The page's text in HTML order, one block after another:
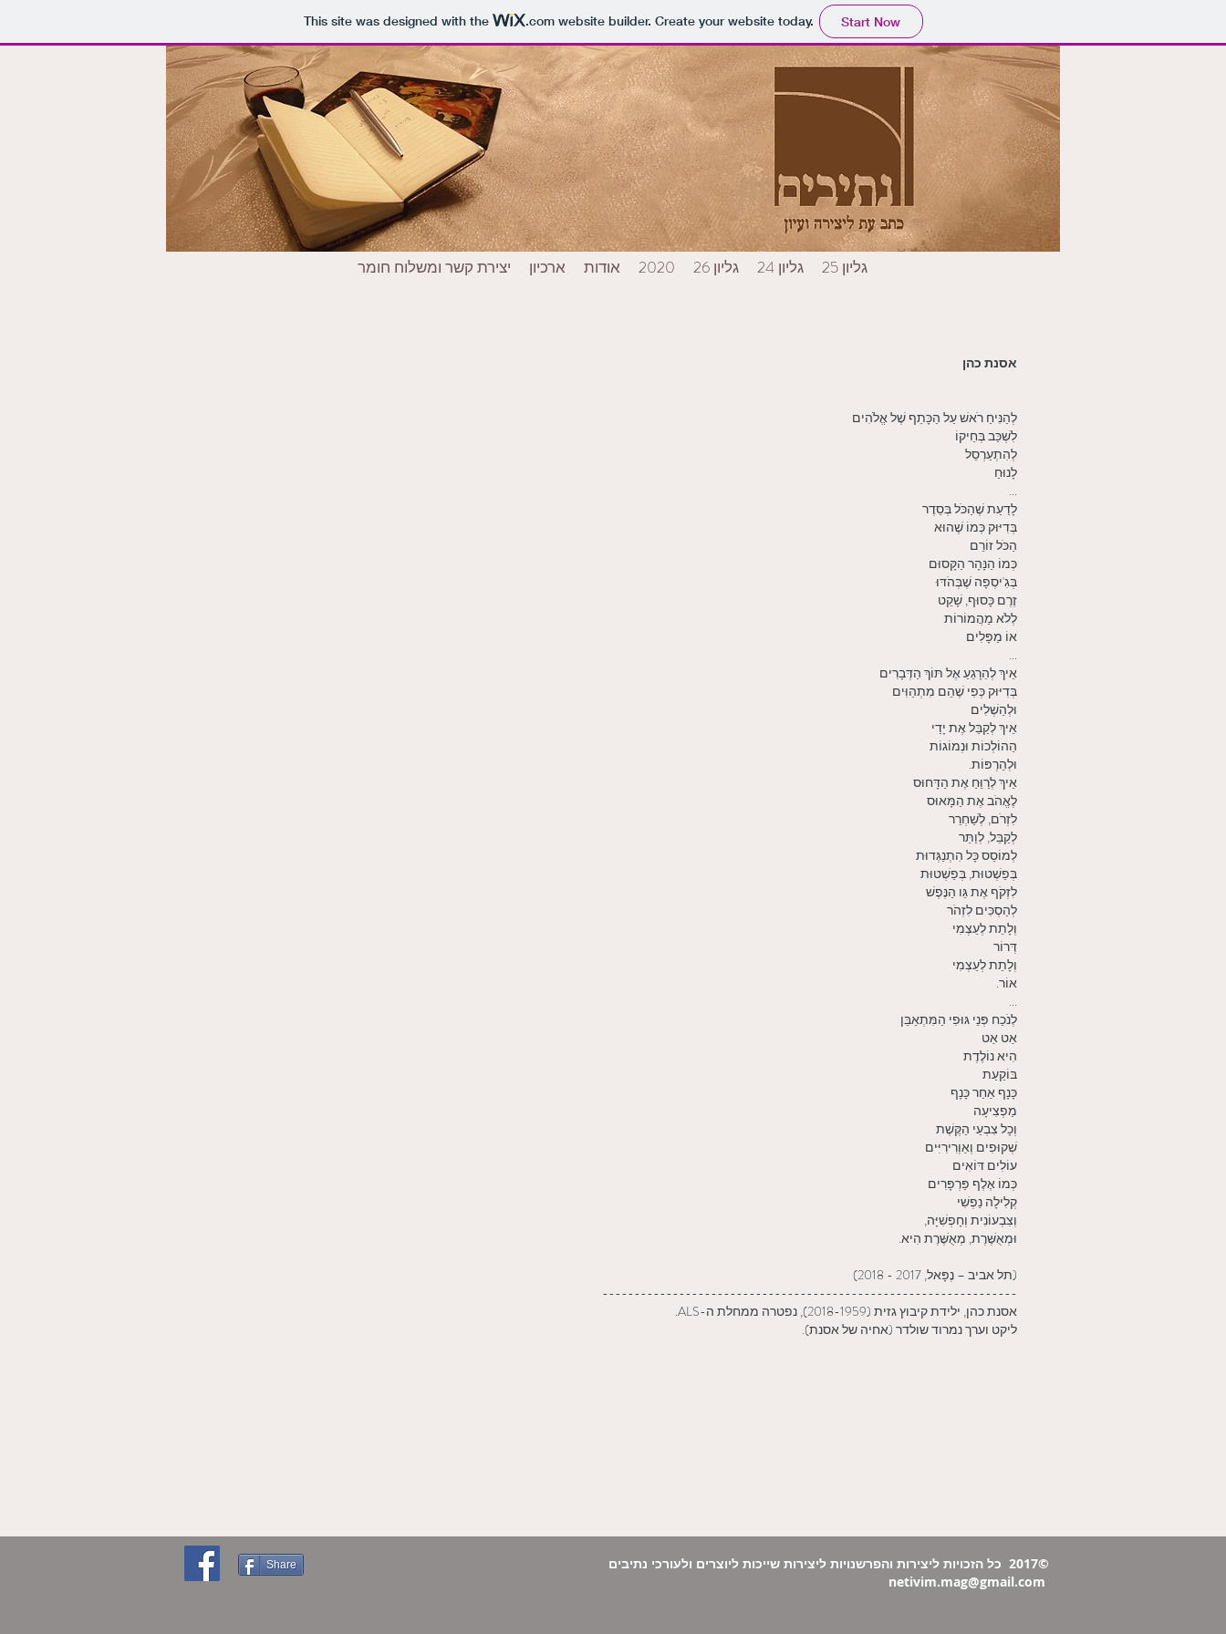
This site was designed with the .comwebsite builder. Create your website today. Start Now
גליון 25 גליון 24 גליון 26 2020 אודות ארכיון יצירת קשר ומשלוח חומר
אסנת כהן
לְהַנִּיחַ רֹאשׁ עַל הַכָּתֵף שֶׁל אֱלֹהִים
לִשְׁכַּב בְּחֵיקוֹ
לְהִתְעַרְסֵל
לָנוּחַ
...
לָדַעַת שֶׁהַכֹּל בְּסֵדֶר
בְּדִיּוּק כְּמוֹ שֶׁהוּא
הַכֹּל זוֹרֵם
כְּמוֹ הַנָּהָר הַקָּסוּם
בְּגִ'יסְפָה שֶׁבְּהֹדּוּ
זֶרֶם כָּסוּף, שָׁקֵט
לְלֹא מַהֲמוֹרוֹת
אוֹ מַפָּלִים
...
אֵיךְ לְהֵרָגֵעַ אֶל תּוֹךְ הַדְּבָרִים
בְּדִיּוּק כְּפִי שֶׁהֵם מִתְהַוִּים
וּלְהַשְׁלִים
אֵיךְ לְקַבֵּל אֶת יָדַי
הַהוֹלְכוֹת וּנְמוֹגוֹת
וּלְהַרְפּוֹת.
אֵיךְ לְרַוֵּחַ אֶת הַדָּחוּס
לֶאֱהֹב אֶת הַמָּאוּס
לִזְרֹם, לְשַׁחְרֵר
לְקַבֵּל, לְוַתֵּר
לְמוֹסֵס כָּל הִתְנַגְּדוּת
בְּפַשְׁטוּת, בְּפַשְׁטוּת
לִזְקֹף אֶת גֵּו הַנֶּפֶשׁ
לְהַסְכִּים לִזְהֹר
וְלָתֵת לְעַצְמִי
דְּרוֹר
וְלָתֵת לְעַצְמִי
אוֹר.
...
לְנֹכַח פְּנֵי גּוּפִי הַמִּתְאַבֵּן
אַט אַט
הִיא נוֹלֶדֶת
בּוֹקַעַת
כָּנָף אַחַר כָּנָף
מַפְצִיעָה
וְכָל צִבְעֵי הַקֶּשֶׁת
שְׁקוּפִים וְאַוְרִירִיִּים
עוֹלִים דּוֹאִים
כְּמוֹ אֶלֶף פַּרְפָּרִים
קְלִילָה נַפְשִׁי
וְצִבְעוֹנִית וְחָפְשִׁיָּה,
וּמְאֻשֶּׁרֶת, מְאֻשֶּׁרֶת הִיא.
(תל אביב – נֶפָּאל, 2017 - 2018)
-----------------------------------------------------------------
אסנת כהן, ילידת קיבוץ גזית (2018-1959), נפטרה ממחלת ה-ALS.
ליקט וערך נמרוד שולדר (אחיה של אסנת).
Share
©2017 כל הזכויות ליצירות והפרשנויות ליצירות שייכות ליוצרים ולעורכי נתיבים
netivim.mag@gmail.com